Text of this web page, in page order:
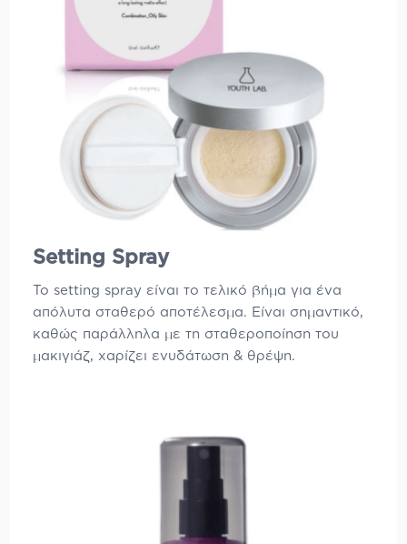
Setting Spray
To setting spray είναι το τελικό βήμα για ένα
απόλυτα σταθερό αποτέλεσμα. Είναι σημαντικό,
καθώς παράλληλα με τη σταθεροποίηση του
μακιγιάζ, χαρίζει ενυδάτωση & θρέψη.